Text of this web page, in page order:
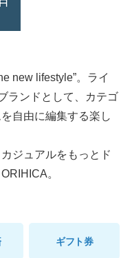
new lifestyle”。ライ
ランドとして、カテゴ
自由に編集する楽し
ジュアルをもっとド
。
ギフト券